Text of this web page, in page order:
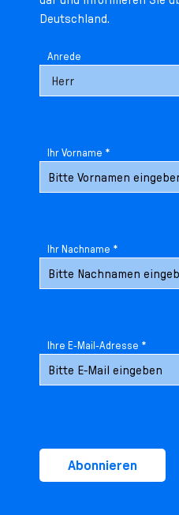
Deutschland.
Anrede
Ihr Vorname *
Ihr Nachname *
Ihre E-Mail-Adresse *
Abonnieren